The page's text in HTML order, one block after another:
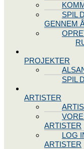
SPIL
GENNEM
PROJEKTER
SPIL
ARTISTER
ARTISTER
LOG
ARTISTER